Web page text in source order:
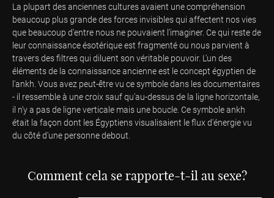
La plupart des anciennes cultures avaient une compréhension
beaucoup plus grande des forces invisibles qui affectent nos vies
que beaucoup d'entre nous ne pouvaient l'imaginer. Ce qui reste de
leur connaissance ésotérique est fragmenté ou nous parvient à
travers des filtres qui diluent son véritable pouvoir. L'un des
éléments de la connaissance ancienne est le concept égyptien de
l'ankh. Vous avez peut-être vu ce symbole dans les documentaires
- il ressemble à une croix sauf qu'au-dessus de la ligne horizontale,
il n'y a pas de ligne verticale mais une boucle. Ce symbole ankh
était la façon dont les Égyptiens visualisaient le flux d'énergie vu
du côté d'une personne debout.
Comment cela se rapporte-t-il au sexe?